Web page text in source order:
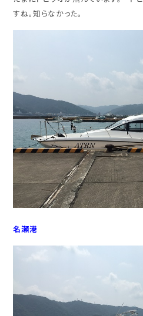
すね。知らなかった。
名瀬港